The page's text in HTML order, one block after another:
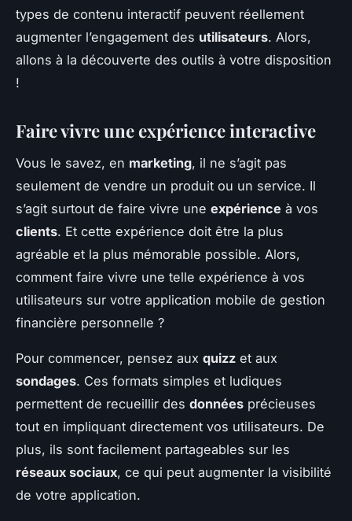
types de contenu interactif peuvent réellement
augmenter l’engagement des utilisateurs. Alors,
allons à la découverte des outils à votre disposition
!
Faire vivre une expérience interactive
Vous le savez, en marketing, il ne s’agit pas
seulement de vendre un produit ou un service. Il
s’agit surtout de faire vivre une expérience à vos
clients. Et cette expérience doit être la plus
agréable et la plus mémorable possible. Alors,
comment faire vivre une telle expérience à vos
utilisateurs sur votre application mobile de gestion
financière personnelle ?
Pour commencer, pensez aux quizz et aux
sondages. Ces formats simples et ludiques
permettent de recueillir des données précieuses
tout en impliquant directement vos utilisateurs. De
plus, ils sont facilement partageables sur les
réseaux sociaux, ce qui peut augmenter la visibilité
de votre application.